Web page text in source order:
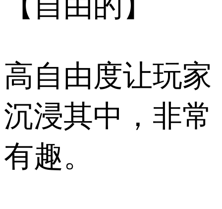
高自由度让玩家
沉浸其中，非常
有趣。